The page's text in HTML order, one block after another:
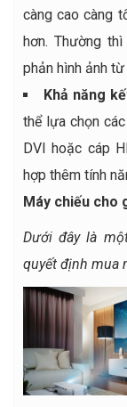
càng cao càng
hơn. Thường
phản hình ảnh
Khả năng
thể lựa chọn
DVI hoặc cáp
hợp thêm tính
Máy chiếu cho
Dưới đây là
quyết định mua